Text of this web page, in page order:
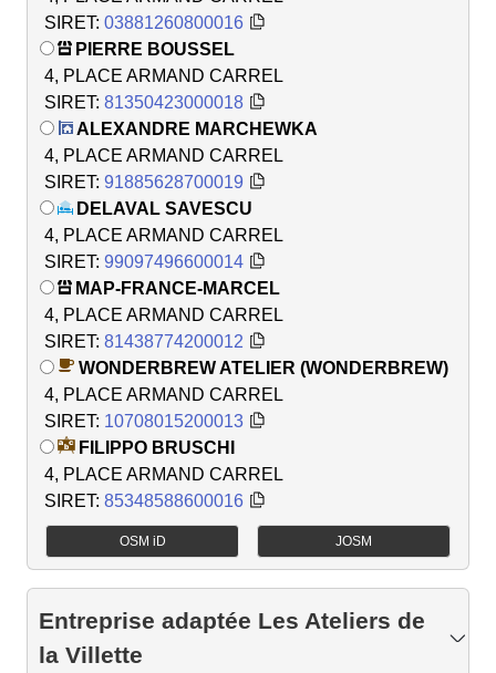
SIRET: 03881260800016
PIERRE BOUSSEL
4, PLACE ARMAND CARREL
SIRET: 81350423000018
ALEXANDRE MARCHEWKA
4, PLACE ARMAND CARREL
SIRET: 91885628700019
DELAVAL SAVESCU
4, PLACE ARMAND CARREL
SIRET: 99097496600014
MAP-FRANCE-MARCEL
4, PLACE ARMAND CARREL
SIRET: 81438774200012
WONDERBREW ATELIER (WONDERBREW)
4, PLACE ARMAND CARREL
SIRET: 10708015200013
FILIPPO BRUSCHI
4, PLACE ARMAND CARREL
SIRET: 85348588600016
OSM iD JOSM
Entreprise adaptée Les Ateliers de
la Villette